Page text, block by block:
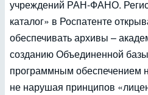
учреждений РАН-ФАНО.
каталог» в Роспатенте
обеспечивать архивы –
созданию Объединенной
программным обеспечением
не нарушая принципов